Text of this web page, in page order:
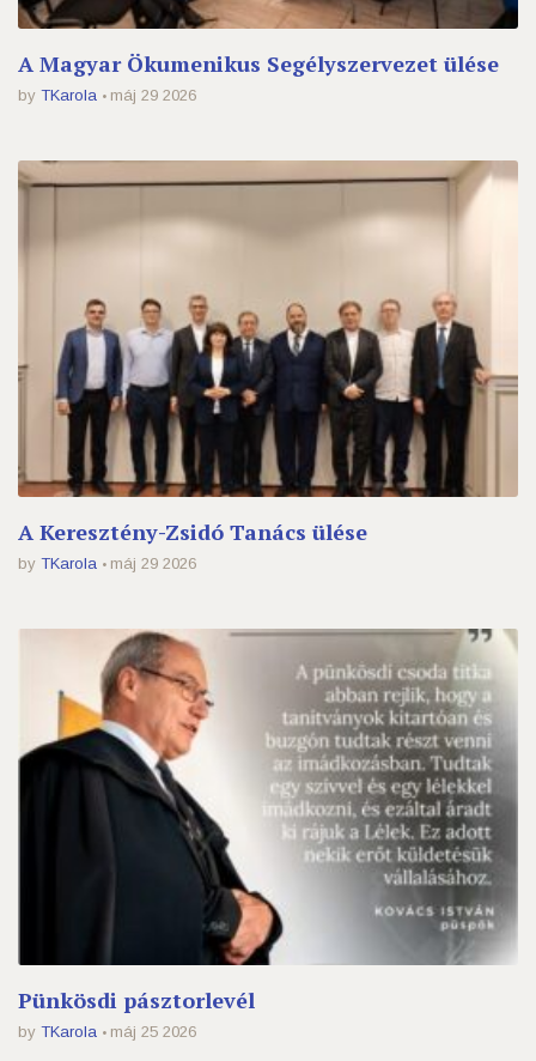
A Magyar Ökumenikus Segélyszervezet ülése
by TKarola máj 29 2026
A Keresztény-Zsidó Tanács ülése
by TKarola máj 29 2026
Pünkösdi pásztorlevél
by TKarola máj 25 2026